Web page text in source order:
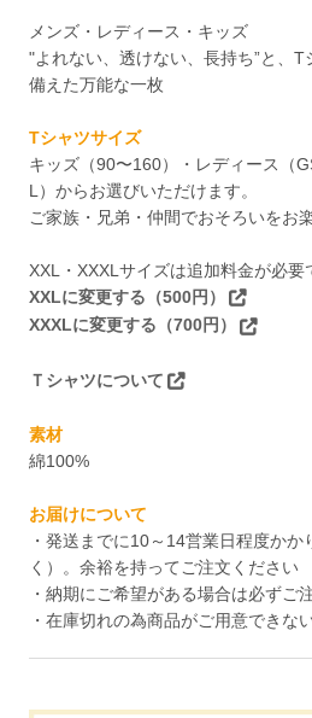
メンズ・レディース・キッズ
"よれない、透けない、長持ち”と、
備えた万能な一枚
Tシャツサイズ
キッズ（90〜160）・レディース（
L）からお選びいただけます。
ご家族・兄弟・仲間でおそろいをお
XXL・XXXLサイズは追加料金が必要
XXLに変更する（500円）
XXXLに変更する（700円）
Ｔシャツについて
素材
綿100%
お届けについて
・発送までに10～14営業日程度かか
く）。余裕を持ってご注文ください
・納期にご希望がある場合は必ずご
・在庫切れの為商品がご用意できな